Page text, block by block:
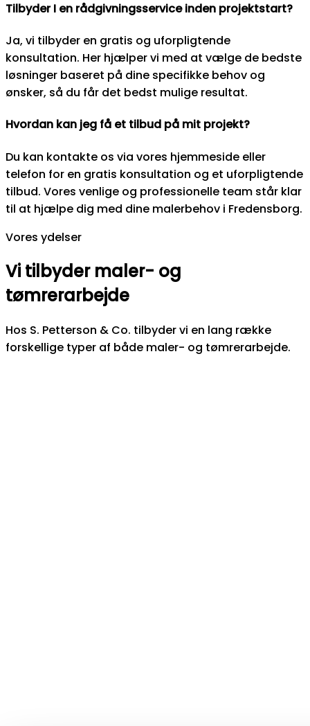
Tilbyder I en rådgivningsservice inden projektstart?
Ja, vi tilbyder en gratis og uforpligtende
konsultation. Her hjælper vi med at vælge de bedste
løsninger baseret på dine specifikke behov og
ønsker, så du får det bedst mulige resultat.
Hvordan kan jeg få et tilbud på mit projekt?
Du kan kontakte os via vores hjemmeside eller
telefon for en gratis konsultation og et uforpligtende
tilbud. Vores venlige og professionelle team står klar
til at hjælpe dig med dine malerbehov i Fredensborg.
Vores ydelser
Vi tilbyder maler- og
tømrerarbejde
Hos S. Petterson & Co. tilbyder vi en lang række
forskellige typer af både maler- og tømrerarbejde.